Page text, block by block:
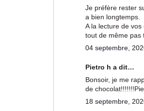
Je préfère rester
a bien longtemps.
A la lecture de
tout de même pas
04 septembre,
Pietro h a dit…
Bonsoir, je me
de
18 septembre,